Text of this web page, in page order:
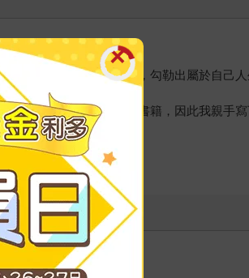
總是被我畫在日記本上，勾勒出屬於自己人
為社會帶來正向能量的書籍，因此我親手